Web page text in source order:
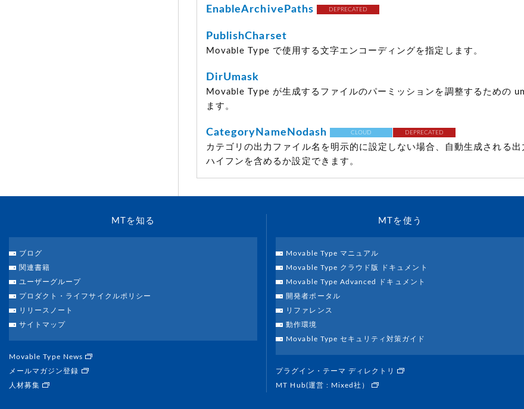
EnableArchivePaths DEPRECATED
PublishCharset
Movable Type で使用する文字エンコーディングを指定します。
DirUmask
Movable Type が生成するファイルのパーミッションを調整するための
ます。
CategoryNameNodash CLOUD DEPRECATED
カテゴリの出力ファイル名を明示的に設定しない場合、自動生成される出
ハイフンを含めるか設定できます。
MTを知る
ブログ
関連書籍
ユーザーグループ
プロダクト・ライフサイクルポリシー
リリースノート
サイトマップ
Movable Type News
メールマガジン登録
人材募集
MTを使う
Movable Type マニュアル
Movable Type クラウド版 ドキュメント
Movable Type Advanced ドキュメント
開発者ポータル
リファレンス
動作環境
Movable Type セキュリティ対策ガイド
プラグイン・テーマ ディレクトリ
MT Hub(運営 : Mixed社）